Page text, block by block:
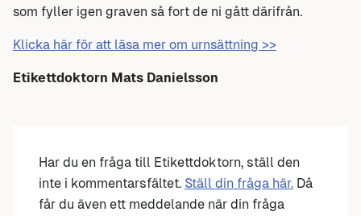
som fyller igen graven så fort de ni gått därifrån.
Klicka här för att läsa mer om urnsättning >>
Etikettdoktorn Mats Danielsson
Har du en fråga till Etikettdoktorn, ställ den
inte i kommentarsfältet. Ställ din fråga här. Då
får du även ett meddelande när din fråga